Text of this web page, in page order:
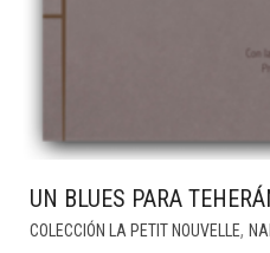
UN BLUES PARA
COLECCIÓN LA PETIT NOUVELLE,